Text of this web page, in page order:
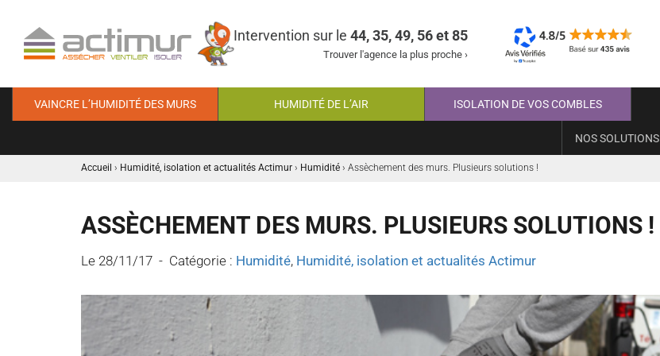
Intervention sur le 44, 35, 49, 56 et 85
Trouver l'agence la plus proche ›
VAINCRE L’HUMIDITÉ DES MURS HUMIDITÉ DE L’AIR ISOLATION DE VOS COMBLES
NOS SOLUTIONS
Accueil › Humidité, isolation et actualités Actimur › Humidité › Assèchement des murs. Plusieurs solutions !
ASSÈCHEMENT DES MURS. PLUSIEURS SOLUTIONS !
Le 28/11/17 - Catégorie : Humidité, Humidité, isolation et actualités Actimur